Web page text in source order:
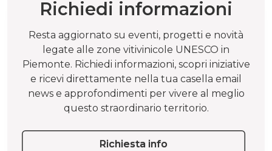
Richiedi informazioni
Resta aggiornato su eventi, progetti e novità
legate alle zone vitivinicole UNESCO in
Piemonte. Richiedi informazioni, scopri iniziative
e ricevi direttamente nella tua casella email
news e approfondimenti per vivere al meglio
questo straordinario territorio.
Richiesta info